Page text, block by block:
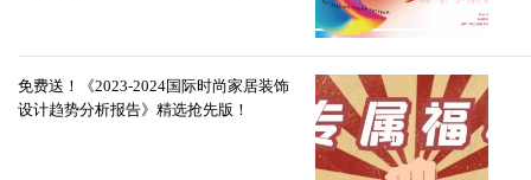
免费送！《2023-2024国际时尚家居装饰
设计趋势分析报告》精选抢先版！